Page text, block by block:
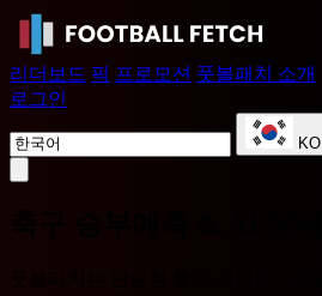
리더보드 픽 프로모션 풋볼패치 소개
로그인
KO